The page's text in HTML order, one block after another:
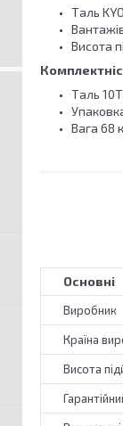
Таль
Висота
Таль
Вага 68
Основні
Виробник
Країна
Висота